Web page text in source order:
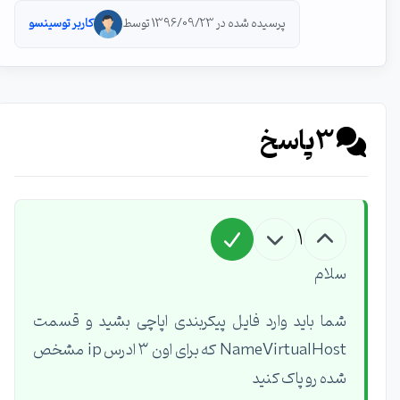
پرسیده شده در 1396/09/23 توسط کاربر توسینسو
3پاسخ
1
سلام
شما باید وارد فایل پیکربندی اپاچی بشید و قسمت
NameVirtualHost که برای اون ۳ ادرس ip مشخص
شده رو پاک کنید